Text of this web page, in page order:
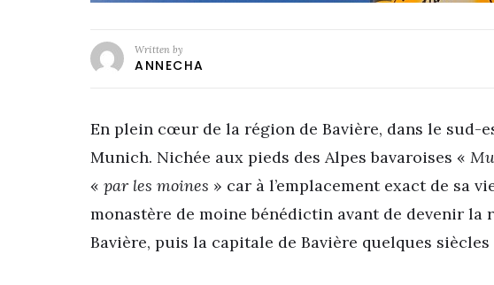
Written by
ANNECHA
En plein cœur de la région de Bavière, dans le sud-
Munich. Nichée aux pieds des Alpes bavaroises «
« par les moines » car à l’emplacement exact de sa
monastère de moine bénédictin avant de devenir la
Bavière, puis la capitale de Bavière quelques